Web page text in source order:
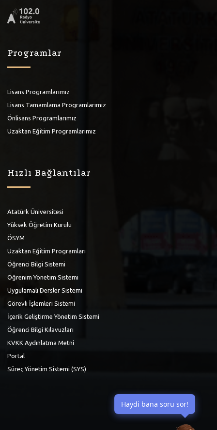
Programlar
Lisans Programlarımız
Lisans Tamamlama Programlarımız
Önlisans Programlarımız
Uzaktan Eğitim Programlarımız
Hızlı Bağlantılar
Atatürk Üniversitesi
Yüksek Öğretim Kurulu
ÖSYM
Uzaktan Eğitim Programları
Öğrenci Bilgi Sistemi
Öğrenim Yönetim Sistemi
Uygulamalı Dersler Sistemi
Görevli İşlemleri Sistemi
İçerik Geliştirme Yönetim Sistemi
Öğrenci Bilgi Kılavuzları
KVKK Aydınlatma Metni
Portal
Süreç Yönetim Sistemi (SYS)
Haydi bana soru sor!